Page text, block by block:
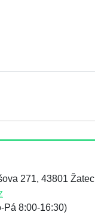
271, 43801 Žatec
Pá 8:00-16:30)